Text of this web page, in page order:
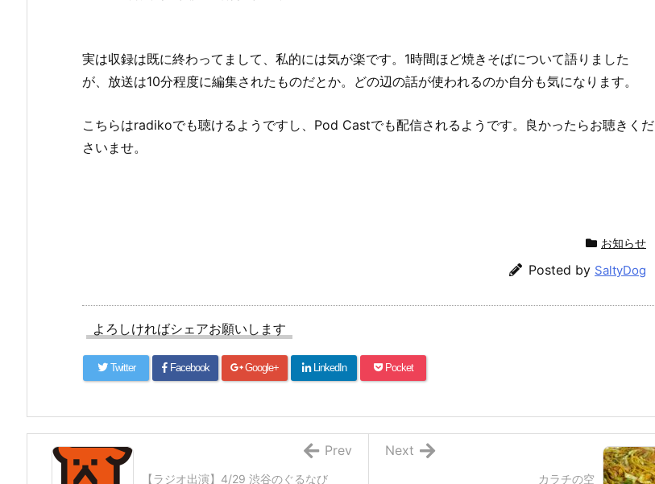
実は収録は既に終わってまして、私的には気が楽です。1時間ほど焼きそばについて語りました
が、放送は10分程度に編集されたものだとか。どの辺の話が使われるのか自分も気になります。
こちらはradikoでも聴けるようですし、Pod Castでも配信されるようです。良かったらお聴きくだ
さいませ。
お知らせ
Posted by SaltyDog
よろしければシェアお願いします
Twitter Facebook Google+ LinkedIn Pocket
カラチの空
Next
【ラジオ出演】4/29 渋谷のぐるなび
Prev